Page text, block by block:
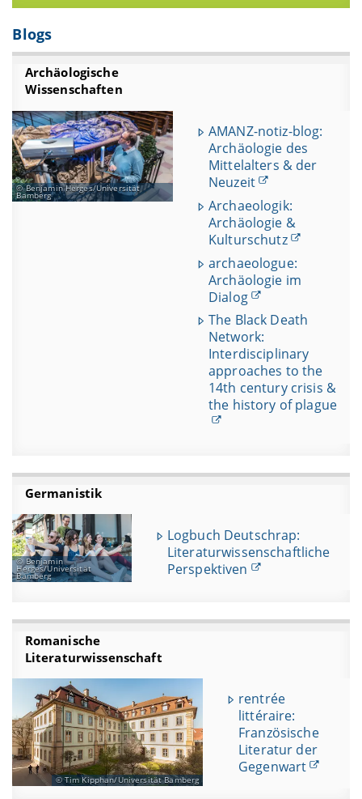
Blogs
Archäologische
Wissenschaften
Benjamin Herges/Universität
Bamberg
AMANZ-notiz-blog:
Archäologie des
Mittelalters & der
Neuzeit
Archaeologik:
Archäologie &
Kulturschutz
archaeologue:
Archäologie im
Dialog
The Black Death
Network:
Interdisciplinary
approaches to the
14th century crisis &
the history of plague
Germanistik
Benjamin
Herges/Universität
Bamberg
Logbuch Deutschrap:
Literaturwissenschaftliche
Perspektiven
Romanische
Literaturwissenschaft
Tim Kipphan/Universität Bamberg
rentrée
littéraire:
Französische
Literatur der
Gegenwart